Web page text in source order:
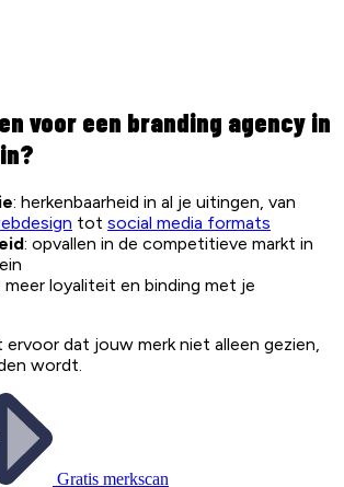
voor een branding agency in
: herkenbaarheid in al je uitingen, van
tot social media formats
: opvallen in de competitieve markt in
meer loyaliteit en binding met je
ervoor dat jouw merk niet alleen gezien,
wordt.
Gratis merkscan